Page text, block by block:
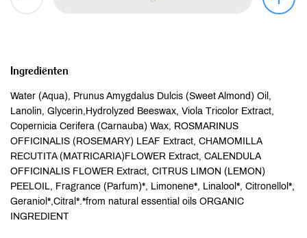
Ingrediënten
Water (Aqua), Prunus Amygdalus Dulcis (Sweet Almond) Oil,
Lanolin, Glycerin,Hydrolyzed Beeswax, Viola Tricolor Extract,
Copernicia Cerifera (Carnauba) Wax, ROSMARINUS
OFFICINALIS (ROSEMARY) LEAF Extract, CHAMOMILLA
RECUTITA (MATRICARIA)FLOWER Extract, CALENDULA
OFFICINALIS FLOWER Extract, CITRUS LIMON (LEMON)
PEELOIL, Fragrance (Parfum)*, Limonene*, Linalool*, Citronellol*,
Geraniol*,Citral*.*from natural essential oils ORGANIC
INGREDIENT